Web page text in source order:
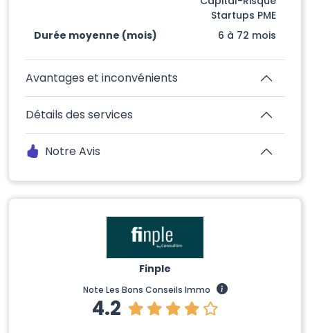
Startups PME
Durée moyenne (mois)
6 à 72 mois
Avantages et inconvénients
Détails des services
Notre Avis
Finple
Note Les Bons Conseils Immo
4.2